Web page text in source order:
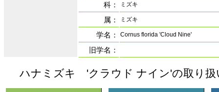
科：
ミズキ
属： ミズキ
学名： Cornus florida 'Cloud Nine'
旧学名：
ハナミズキ 'クラウド ナイン'の取り扱